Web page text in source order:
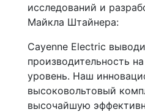
исследований и
Майкла Штайнера:
Cayenne Electric
производительность
уровень. Наш
высоковольтовый
высочайшую